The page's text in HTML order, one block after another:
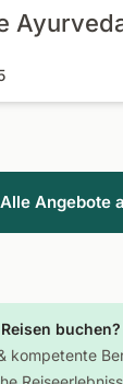
Alle Angebote
buchen?
kompetente